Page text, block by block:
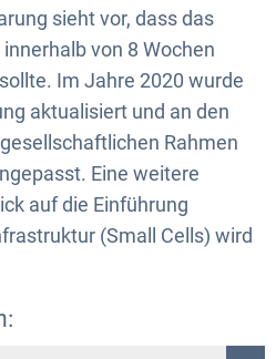
sieht vor, dass das
von 8 Wochen
Im Jahre 2020 wurde
aktualisiert und an den
Rahmen
Eine weitere
auf die Einführung
(Small Cells) wird